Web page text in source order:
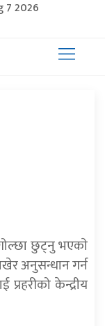
7 2026
छुट्नु भएकाे
अनुसन्धान गर्न
केन्द्रीय